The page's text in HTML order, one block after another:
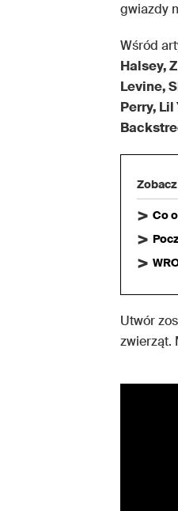
gwiazdy
Wśród
Halsey,
Levine,
Perry,
Co
Utwór
zwierząt.